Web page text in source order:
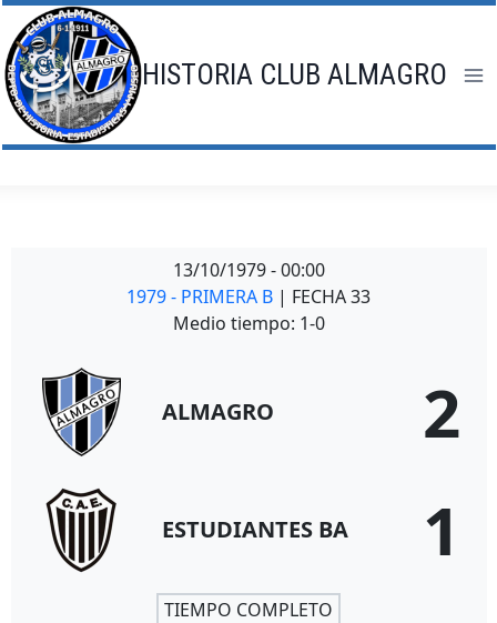
Saltar
al
contenido
HISTORIA CLUB ALMAGRO
13/10/1979 - 00:00
1979 - PRIMERA B | FECHA 33
Medio tiempo: 1-0
ALMAGRO 2
ESTUDIANTES BA 1
TIEMPO COMPLETO